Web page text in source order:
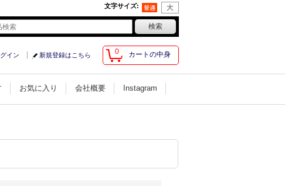
文字サイズ:
0 カートの中身
イン 新規登録はこちら
お気に入り 会社概要 Instagram